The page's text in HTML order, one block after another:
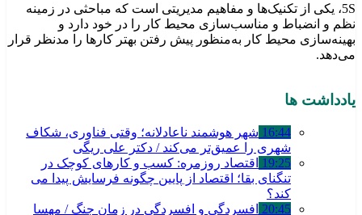
5S، یکی از تکنیک‌ها و مفاهیم مدیریتی است که مباحثی در زمینه
نظم و انضباط و مناسب‌سازی محیط کار را در خود دارد و
بهینه‌سازی محیط کار به‌منظور پیش رفتن بهتر کارها را مدنظر قرار
می‌دهد.
یادداشت ها
16:44 شهر هوشمند ناعادلانه؛ وقتی فناوری، شکاف
شهری را عمیق‌تر می‌کند / دکتر علی ریگی
19:25 اقتصاد روزمره: کسب‌ و کارهای کوچک در
تنگنای بقا؛ اقتصاد از پایین چگونه فرسایش پیدا می
کند؟
20:45 افسردگی و افسردگی در زمان جنگ / مهسا